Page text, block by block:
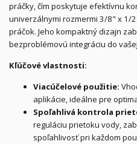
práčky, čím poskytuje efektívnu
univerzálnymi rozmermi 3/8" x 1/
práčok. Jeho kompaktný dizajn
bezproblémovú integráciu do
Kľúčové vlastnosti:
Viacúčelové použitie:
aplikácie, ideálne pre
Spoľahlivá kontrola
reguláciu prietoku vody,
spoľahlivosť pri každom